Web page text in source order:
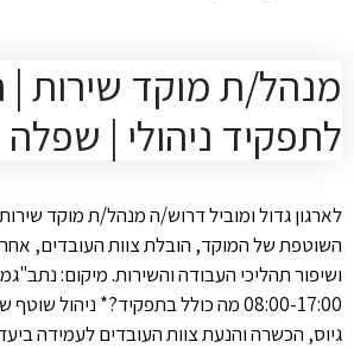
מנהל/ת מוקד שירות |
לתפקיד ניהולי | שפלה
לארגון גדול ומוביל דרוש/ה מנהל/ת מוקד
השוטפת של המוקד, הובלת צוות העובדים,
ושיפור תהליכי העבודה והשירות. מיקום:
08:00-17:00 מה כולל בתפקיד?* ניהול
גיוס, הכשרה והנעת צוות העובדים לעמידה